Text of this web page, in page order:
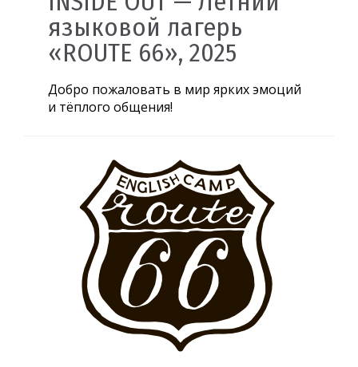
языковой лагерь
«ROUTE 66», 2025
Добро пожаловать в мир ярких эмоций
и тёплого общения!